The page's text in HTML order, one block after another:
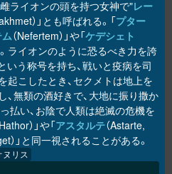
ライオンの頭を持つ女神で"レー
）」とも呼ばれる。「プター
（Nefertem）」や「ケデシェト
。ライオンのように恐るべき力を誇
いう称号を持ち、戦いと疫病を司
起こしたとき、セクメトは地上を
無類の酒好きで、大地に振り撒か
払い、お陰で人類は絶滅の危機を
）」や「アスタルテ（Astarte,
）」と同一視されることがある。
ヌリス